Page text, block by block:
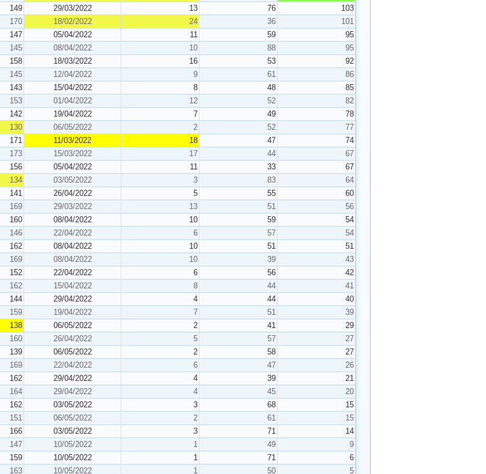
149 29/03/2022 13 76
103
170 18/02/2022 24 36
101
147 05/04/2022 11 59
95
145 08/04/2022 10 88
95
158 18/03/2022 16 53
92
145 12/04/2022 9 61
86
143 15/04/2022 8 48
85
153 01/04/2022 12 52
82
142 19/04/2022 7 49
78
130 06/05/2022 2 52
77
171 11/03/2022 18 47
74
173 15/03/2022 17 44
67
156 05/04/2022 11 33
67
134 03/05/2022 3 83
64
141 26/04/2022 5 55
60
169 29/03/2022 13 51
56
160 08/04/2022 10 59
54
146 22/04/2022 6 57
54
162 08/04/2022 10 51
51
169 08/04/2022 10 39
43
152 22/04/2022 6 56
42
162 15/04/2022 8 44
41
144 29/04/2022 4 44
40
159 19/04/2022 7 51
39
138 06/05/2022 2 41
29
160 26/04/2022 5 57
27
139 06/05/2022 2 58
27
169 22/04/2022 6 47
26
162 29/04/2022 4 39
21
164 29/04/2022 4 45
20
162 03/05/2022 3 68
15
151 06/05/2022 2 61
15
166 03/05/2022 3 71
14
147 10/05/2022 1 49
9
159 10/05/2022 1 71
6
163 10/05/2022 1 50 5